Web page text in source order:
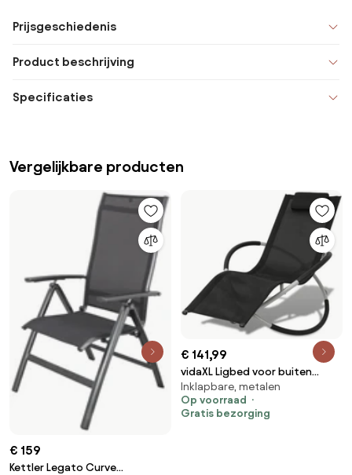
Prijsgeschiedenis
Product beschrijving
Specificaties
Vergelijkbare producten
€ 159
Kettler Legato Curve
€ 141,99
vidaXL Ligbed voor buiten
geometrisch zwart en grijs
staal
Inklapbare, metalen
Op voorraad
Gratis bezorging